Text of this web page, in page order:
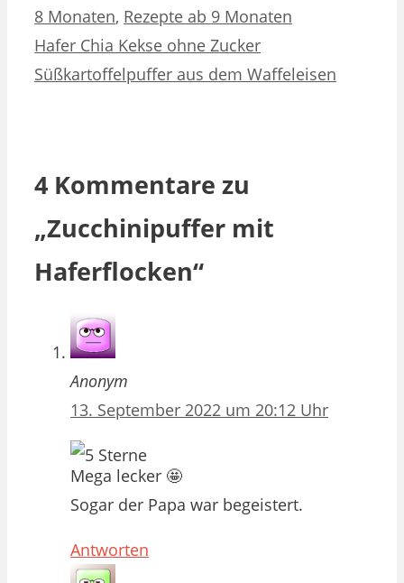
8 Monaten, Rezepte ab 9 Monaten
Hafer Chia Kekse ohne Zucker
Süßkartoffelpuffer aus dem Waffeleisen
4 Kommentare zu
„Zucchinipuffer mit
Haferflocken“
Anonym
13. September 2022 um 20:12 Uhr
Mega lecker 🤩
Sogar der Papa war begeistert.
Antworten